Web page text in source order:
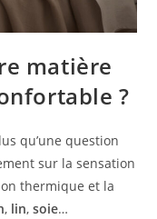
matière
?
qu’une question
sur la sensation
thermique et la
, lin,soie…